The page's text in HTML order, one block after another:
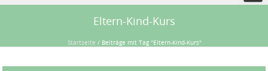
Eltern-Kind-Kurs
Startseite / Beiträge mit Tag "Eltern-Kind-Kurs"